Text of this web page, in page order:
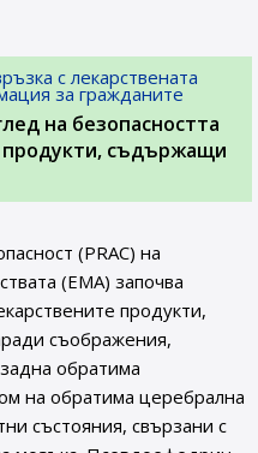
с лекарствената
за гражданите
на безопасността
продукти, съдържащи
(PRAC) на
(ЕМА) започва
продукти,
съображения,
обратима
на обратима церебрална
състояния, свързани с